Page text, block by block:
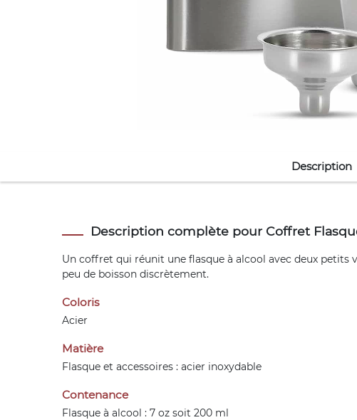
Description
Description complète pour Coffret
Un coffret qui réunit une flasque à alcool avec deux
peu de boisson discrètement.
Coloris
Acier
Matière
Flasque et accessoires : acier inoxydable
Contenance
Flasque à alcool : 7 oz soit 200 ml